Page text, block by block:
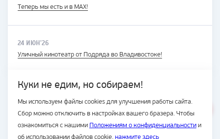
Куки не едим, но собираем!
Мы используем файлы cookies для улучшения работы сайта.
Сбор можно отключить в настройках вашего бразера. Чтобы
ознакомиться с нашими Положениям о конфиденциальностии
об использовании файлов cookie. нажмите здесь
Теперь мы есть и в MAX!
24 ИЮН'26
Уличный кинотеатр от Подряда во Владивостоке!
© Подряд, 1997-2026